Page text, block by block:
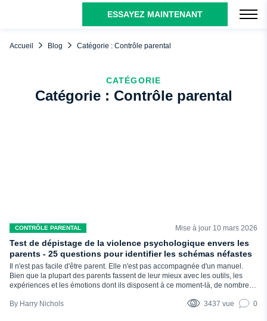
ESSAYEZ MAINTENANT
Accueil Blog Catégorie : Contrôle parental
CATÉGORIE
Catégorie : Contrôle parental
CONTRÔLE PARENTAL Mise à jour 10 mars 2026
Test de dépistage de la violence psychologique envers les
parents - 25 questions pour identifier les schémas néfastes
Il n'est pas facile d'être parent. Elle n'est pas accompagnée d'un manuel.
Bien que la plupart des parents fassent de leur mieux avec les outils, les
expériences et les émotions dont ils disposent à ce moment-là, de nombreux
réactions, paroles ou règles ne font pas plus de mal que de bien. Ce test
Harry Nichols 3437 vue 0